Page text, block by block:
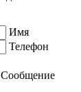
Имя
Телефон
Сообщение